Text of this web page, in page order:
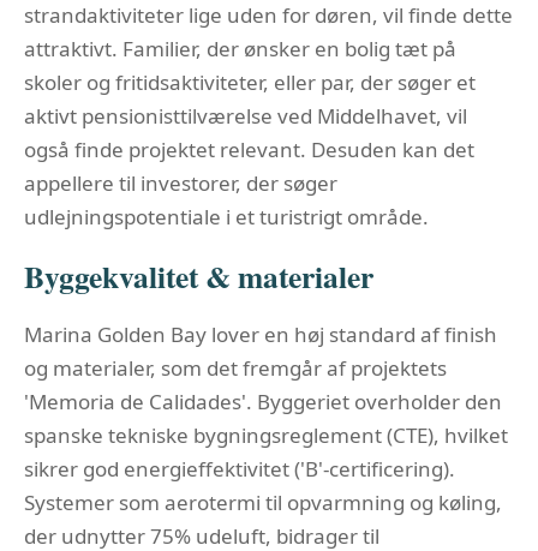
strandaktiviteter lige uden for døren, vil finde dette
attraktivt. Familier, der ønsker en bolig tæt på
skoler og fritidsaktiviteter, eller par, der søger et
aktivt pensionisttilværelse ved Middelhavet, vil
også finde projektet relevant. Desuden kan det
appellere til investorer, der søger
udlejningspotentiale i et turistrigt område.
Byggekvalitet & materialer
Marina Golden Bay lover en høj standard af finish
og materialer, som det fremgår af projektets
'Memoria de Calidades'. Byggeriet overholder den
spanske tekniske bygningsreglement (CTE), hvilket
sikrer god energieffektivitet ('B'-certificering).
Systemer som aerotermi til opvarmning og køling,
der udnytter 75% udeluft, bidrager til